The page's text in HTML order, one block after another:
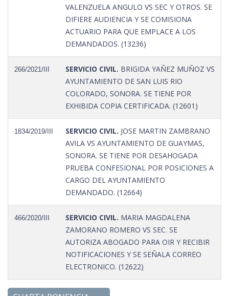
VALENZUELA ANGULO VS SEC Y OTROS. SE
DIFIERE AUDIENCIA Y SE COMISIONA
ACTUARIO PARA QUE EMPLACE A LOS
DEMANDADOS. (13236)
266/2021/III SERVICIO CIVIL. BRIGIDA YAÑEZ MUÑOZ VS
AYUNTAMIENTO DE SAN LUIS RIO
COLORADO, SONORA. SE TIENE POR
EXHIBIDA COPIA CERTIFICADA. (12601)
1834/2019/III SERVICIO CIVIL. JOSE MARTIN ZAMBRANO
AVILA VS AYUNTAMIENTO DE GUAYMAS,
SONORA. SE TIENE POR DESAHOGADA
PRUEBA CONFESIONAL POR POSICIONES A
CARGO DEL AYUNTAMIENTO
DEMANDADO. (12664)
466/2020/III SERVICIO CIVIL. MARIA MAGDALENA
ZAMORANO ROMERO VS SEC. SE
AUTORIZA ABOGADO PARA OIR Y RECIBIR
NOTIFICACIONES Y SE SEÑALA CORREO
ELECTRONICO. (12622)